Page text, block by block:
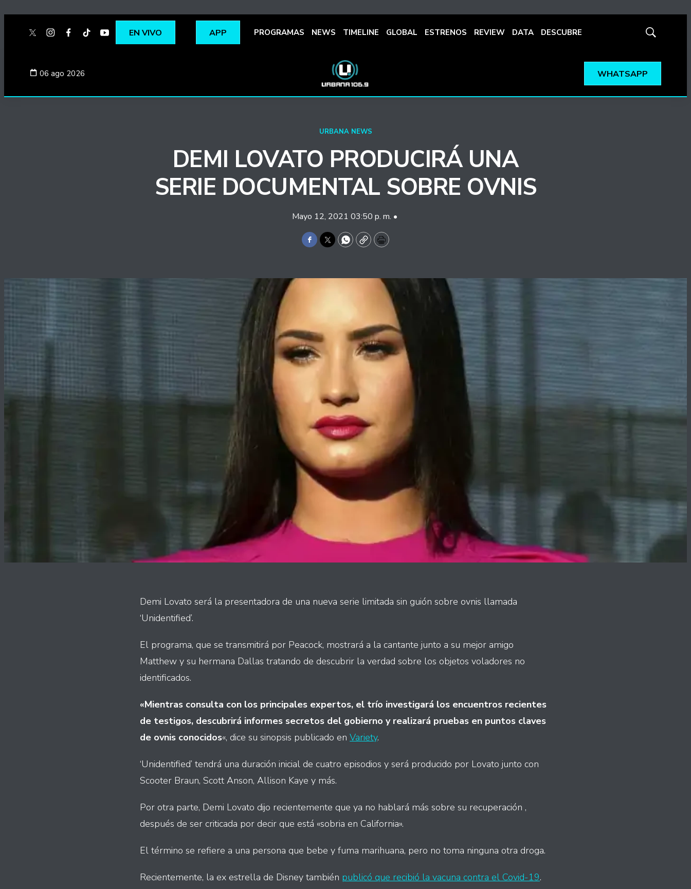
twitterinstagram
facebook
tiktokyoutubespotify
EN VIVO APP PROGRAMAS NEWS TIMELINE GLOBAL ESTRENOS REVIEW DATA DESCUBRE
Mostrar
06 ago 2026 WHATSAPP
URBANA NEWS
DEMI LOVATO PRODUCIRÁ UNA
SERIE DOCUMENTAL SOBRE OVNIS
Mayo 12, 2021 03:50 p. m. •
Facebook
TwitterWhatsApp
CopyPrint
Demi Lovato será la presentadora de una nueva serie limitada sin guión sobre ovnis llamada
‘Unidentified’.
El programa, que se transmitirá por Peacock, mostrará a la cantante junto a su mejor amigo
Matthew y su hermana Dallas tratando de descubrir la verdad sobre los objetos voladores no
identificados.
«Mientras consulta con los principales expertos, el trío investigará los encuentros recientes
de testigos, descubrirá informes secretos del gobierno y realizará pruebas en puntos claves
de ovnis conocidos«, dice su sinopsis publicado en Variety.
‘Unidentified’ tendrá una duración inicial de cuatro episodios y será producido por Lovato junto con
Scooter Braun, Scott Anson, Allison Kaye y más.
Por otra parte, Demi Lovato dijo recientemente que ya no hablará más sobre su recuperación ,
después de ser criticada por decir que está «sobria en California».
El término se refiere a una persona que bebe y fuma marihuana, pero no toma ninguna otra droga.
Recientemente, la ex estrella de Disney también publicó que recibió la vacuna contra el Covid-19.